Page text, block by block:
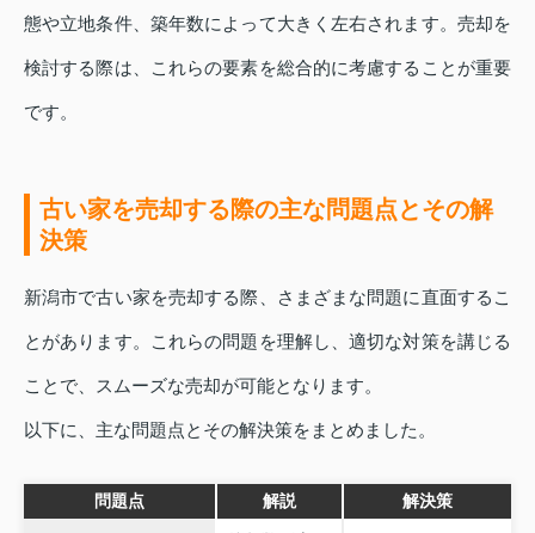
態や立地条件、築年数によって大きく左右されます。売却を
検討する際は、これらの要素を総合的に考慮することが重要
です。
古い家を売却する際の主な問題点とその解
決策
新潟市で古い家を売却する際、さまざまな問題に直面するこ
とがあります。これらの問題を理解し、適切な対策を講じる
ことで、スムーズな売却が可能となります。
以下に、主な問題点とその解決策をまとめました。
問題点 解説 解決策